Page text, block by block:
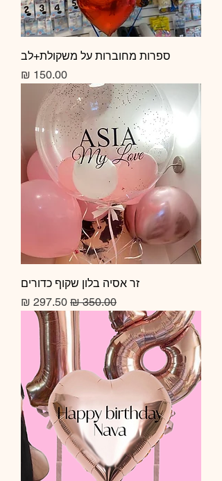
ספרות מחוברות על משקולת+לב
מחיר
זר אסיה בלון שקוף כדורים
מחיר רגיל מחיר מבצע